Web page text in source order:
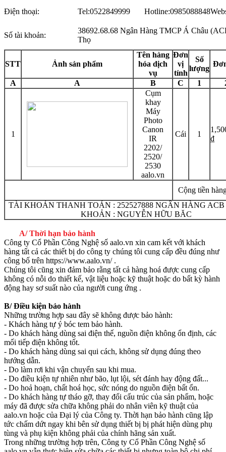
Điện thoại: Tel:0522849999 Hotline:0985088848
Số tài khoản:
38692.68.68 Ngân Hàng TMCP Á Châu
Thọ
STT Ảnh sản phẩm
Tên hàng
hóa dịch
vụ
Đơn
vị
tính
Số
lượng
A A B C 1
1
Cụm
khay
Máy
Photo
Canon
IR
2202/
2520/
2530
aalo.vn
Cái 1
₫
Cộng tiền
TÀI KHOẢN THANH TOÁN : 252527888 NGÂN HÀNG
KHOẢN : NGUYỄN HỮU BĂC
A/ Thời hạn bảo hành
Công ty Cổ Phần Công Nghệ số aalo.vn xin cam kết với khách
hàng tất cả các thiết bị do công ty chúng tôi cung cấp đều đúng như
công bố trên https://www.aalo.vn/ .
Chúng tôi cũng xin đảm bảo rằng tất cả hàng hoá được cung cấp
không có nỗi do thiết kế, vật liệu hoặc kỹ thuật hoặc do bất kỳ hành
động hay sơ suất nào của người cung ứng .
B/ Điều kiện bảo hành
Những trường hợp sau đây sẽ không được bảo hành:
- Khách hàng tự ý bóc tem bảo hành.
- Do khách hàng dùng sai điện thế, nguồn điện không ổn định, các
mối tiếp điện không tốt.
- Do khách hàng dùng sai qui cách, không sử dụng đúng theo
hướng dẫn.
- Do làm rơi khi vận chuyển sau khi mua.
- Do điều kiện tự nhiên như bão, lụt lội, sét đánh hay động đất...
- Do hoả hoạn, chất hoá học, sức nóng do nguồn điện bất ổn.
- Do khách hàng tự tháo gỡ, thay đổi cấu trúc của sản phẩm, hoặc
máy đã được sửa chữa không phải do nhân viên kỹ thuật của
aalo.vn hoặc của Đại lý của Công ty. Thời hạn bảo hành cũng lập
tức chấm dứt ngay khi bên sử dụng thiết bị bị phát hiện dùng phụ
tùng và phụ kiện không phải của chính hãng sản xuất.
Trong những trường hợp trên, Công ty Cổ Phần Công Nghệ số